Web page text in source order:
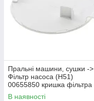
Пральні машини, сушки ->
Фільтр насоса (Н51)
00655850 кришка фільтра
(А41)
В наявності